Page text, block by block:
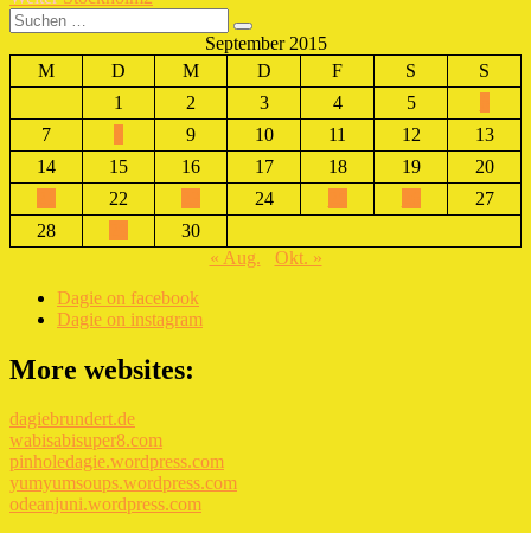
Beitrag:
Suchen
nach:
Suchen
September 2015
M
D M D F S
S
1
2 3 4 5
7
9 10 11 12
13
14
15 16 17 18 19
20
22 24
27
28
30
« Aug.
Okt. »
Dagie on facebook
Dagie on instagram
More websites:
dagiebrundert.de
wabisabisuper8.com
pinholedagie.wordpress.com
yumyumsoups.wordpress.com
odeanjuni.wordpress.com